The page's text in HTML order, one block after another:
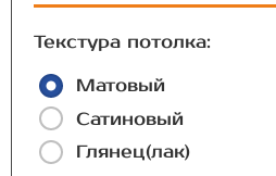
Текстура потолка:
Матовый
Сатиновый
Глянец(лак)